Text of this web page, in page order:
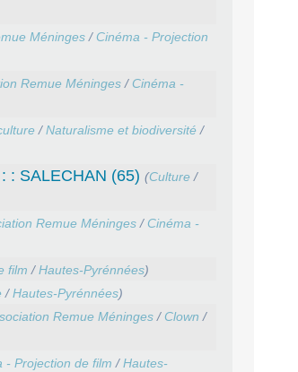
Méninges/ Cinéma - Projection
Remue Méninges/ Cinéma -
/Naturalisme et biodiversité/
: SALECHAN (65) (Culture/
Remue Méninges/ Cinéma -
film /Hautes-Pyrénnées)
/Hautes-Pyrénnées)
Remue Méninges/ Clown /
- Projection de film /Hautes-